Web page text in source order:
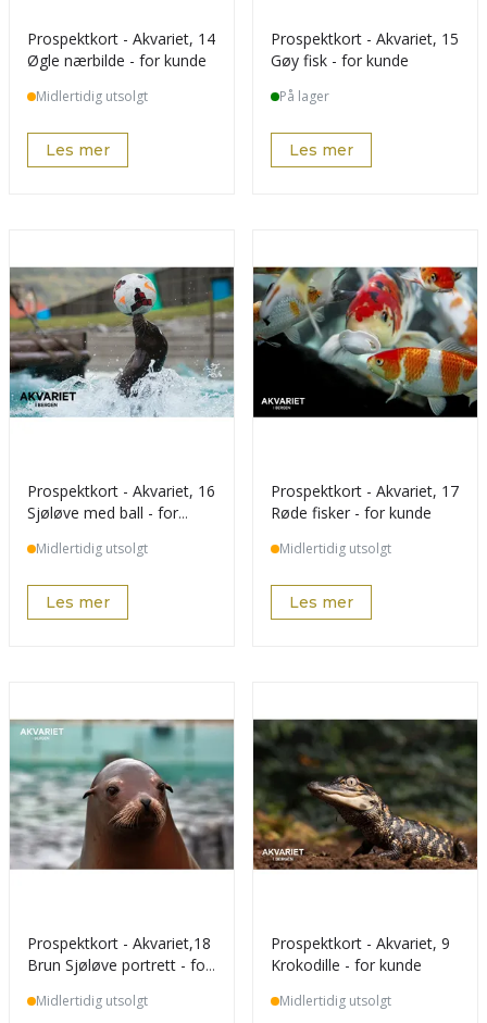
Prospektkort - Akvariet, 14
Øgle nærbilde - for kunde
Midlertidig utsolgt
Les mer
Prospektkort - Akvariet, 15
Gøy fisk - for kunde
På lager
Les mer
Prospektkort - Akvariet, 16
Sjøløve med ball - for
Midlertidig utsolgt
Les mer
Prospektkort - Akvariet, 17
Røde fisker - for kunde
Midlertidig utsolgt
Les mer
Prospektkort - Akvariet,18
Brun Sjøløve portrett - for
Midlertidig utsolgt
Prospektkort - Akvariet, 9
Krokodille - for kunde
Midlertidig utsolgt